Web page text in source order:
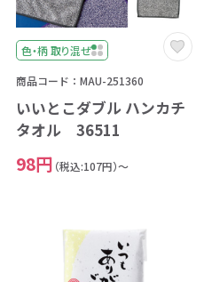
色・柄 取り混ぜ
商品コード：MAU-251360
いいとこダブル ハンカチ
タオル 36511
98円 （税込:107円）～